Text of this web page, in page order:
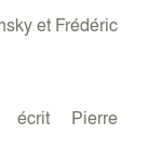
et Frédéric
écrit Pierre